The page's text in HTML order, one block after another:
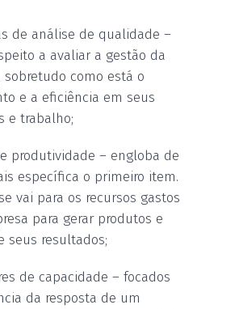
de análise de qualidade –
a avaliar a gestão da
sobretudo como está o
e a eficiência em seus
e trabalho;
produtividade – engloba de
específica o primeiro item.
vai para os recursos gastos
para gerar produtos e
seus resultados;
de capacidade – focados
da resposta de um